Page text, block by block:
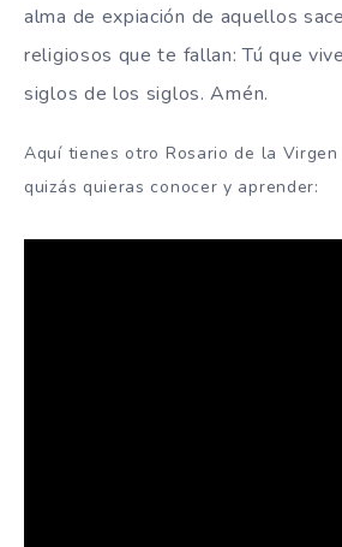
alma de expiación de aquellos
religiosos que te fallan: Tú que
siglos de los siglos. Amén.
Aquí tienes otro Rosario de la Virgen
quizás quieras conocer y aprender: